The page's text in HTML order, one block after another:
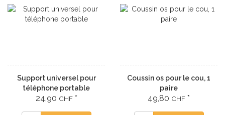
Support universel pour
téléphone portable
24,90 CHF*
Coussin os pour le cou, 1
paire
49,80 CHF *